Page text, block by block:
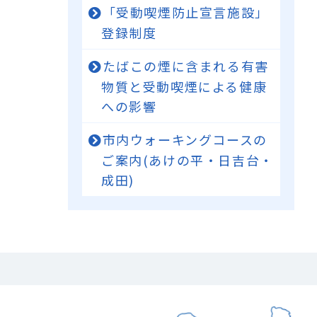
「受動喫煙防止宣言施設」
登録制度
たばこの煙に含まれる有害
物質と受動喫煙による健康
への影響
市内ウォーキングコースの
ご案内(あけの平・日吉台・
成田)